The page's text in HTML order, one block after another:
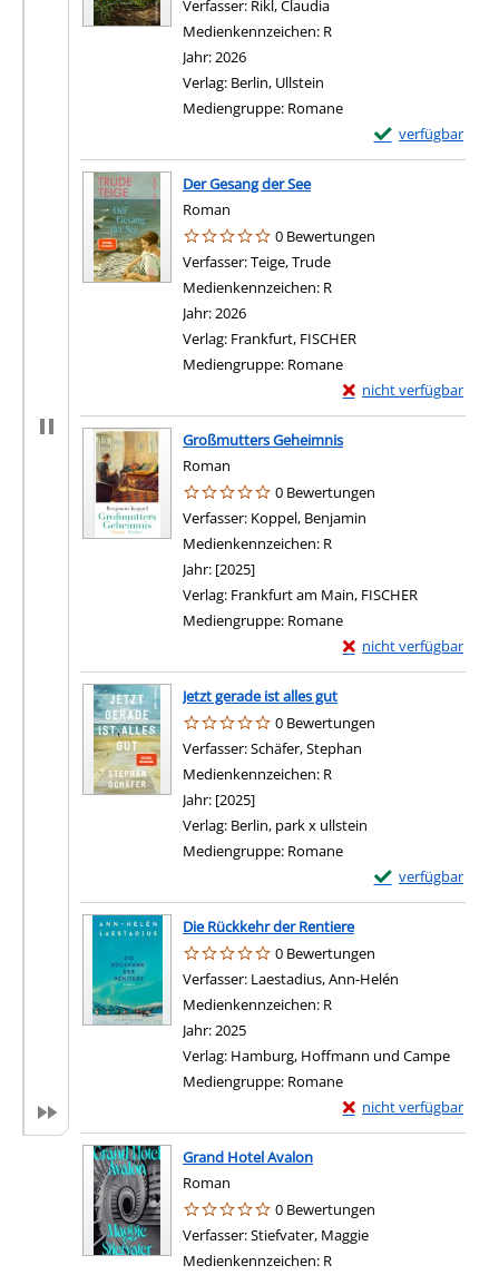
Verfasser: Rikl, Claudia
Medienkennzeichen: R
Jahr:2026
Verlag: Berlin, Ullstein
Mediengruppe: Romane
verfügbar
Exemplar-Details
Der Gesang der See
Roman
0 Bewertungen
Verfasser:Teige, Trude
Medienkennzeichen: R
Jahr:2026
Verlag: Frankfurt, FISCHER
Mediengruppe: Romane
nicht verfügbar
Exemplar-Details von
Großmutters Geheimnis
Roman
0 Bewertungen
Verfasser: Koppel, Benjamin
Medienkennzeichen: R
Jahr: [2025]
Verlag: Frankfurt am Main, FISCHER
Mediengruppe: Romane
nicht verfügbar
Exemplar-Details von
Jetzt gerade ist alles gut
0 Bewertungen
Verfasser:Schäfer, Stephan
Medienkennzeichen: R
Jahr: [2025]
Verlag: Berlin, park x ullstein
Mediengruppe: Romane
verfügbar
Exemplar-Details
Die Rückkehr der Rentiere
0 Bewertungen
Verfasser: Laestadius, Ann-Helén
Medienkennzeichen: R
Jahr:2025
Verlag: Hamburg, Hoffmann und Campe
Mediengruppe: Romane
nicht verfügbar
Exemplar-Details von
Grand Hotel Avalon
Roman
0 Bewertungen
Verfasser:Stiefvater, Maggie
Medienkennzeichen: R